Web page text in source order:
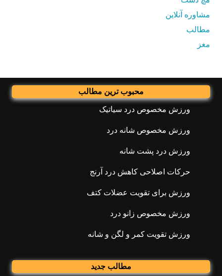
مشاوره آنلاین
مطالب
مغز
محبوب ترین مطالب
ورزش مخصوص درد سیاتیک
ورزش مخصوص شانه درد
ورزش درد پشت شانه
حرکات اصلاحی کاهش درد آرنج
ورزش برای تقویت عضلات کتف
ورزش مخصوص زانو درد
ورزش تقویت کمر و لگن و شانه
مطالب جدید